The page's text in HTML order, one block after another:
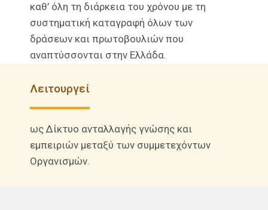
καθ’ όλη τη διάρκεια του χρόνου με τη
συστηματική καταγραφή όλων των
δράσεων και πρωτοβουλιών που
αναπτύσσονται στην Ελλάδα.
Λειτουργεί
ως Δίκτυο ανταλλαγής γνώσης και
εμπειριών μεταξύ των συμμετεχόντων
Οργανισμών.